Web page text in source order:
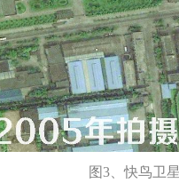
图3、快鸟卫